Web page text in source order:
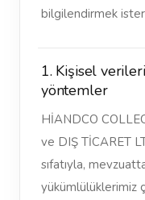
bilgilendirmek
1. Kişisel
yöntemler
HİANDCO
ve DIŞ TİCARET
sıfatıyla,
yükümlülüklerimiz